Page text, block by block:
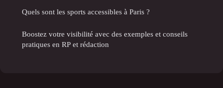
Quels sont les sports accessibles à Paris ?
Boostez votre visibilité avec des exemples et conseils
pratiques en RP et rédaction